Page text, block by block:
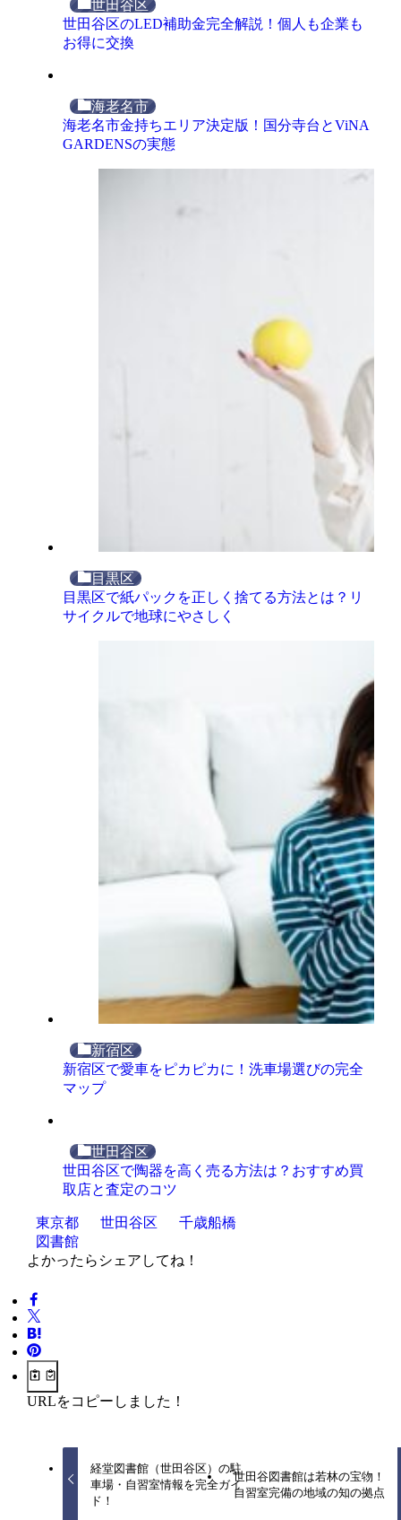
世田谷区
世田谷区のLED補助金完全解説！個人も企業も
お得に交換
海老名市
海老名市金持ちエリア決定版！国分寺台とViNA
GARDENSの実態
目黒区
目黒区で紙パックを正しく捨てる方法とは？リ
サイクルで地球にやさしく
新宿区
新宿区で愛車をピカピカに！洗車場選びの完全
マップ
世田谷区
世田谷区で陶器を高く売る方法は？おすすめ買
取店と査定のコツ
東京都 世田谷区
千歳船橋
図書館
よかったらシェアしてね！
URLをコピーしました！
経堂図書館（世田谷区）の駐
車場・自習室情報を完全ガイ
ド！
世田谷図書館は若林の宝物！
自習室完備の地域の知の拠点